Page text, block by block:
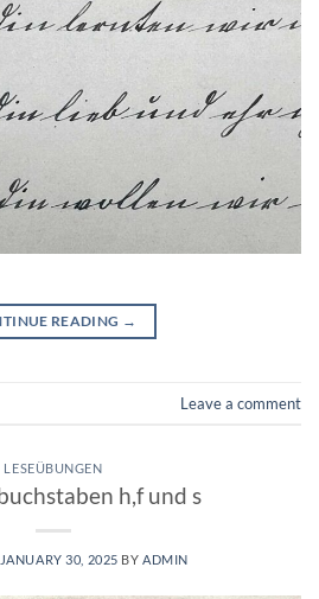
READING →
Leave a comment
LESEÜBUNGEN
h,f und s
JANUARY 30, 2025 BY ADMIN